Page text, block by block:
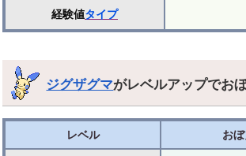
経験値タイプ
ジグザグマがレベルアップでお
レベル お